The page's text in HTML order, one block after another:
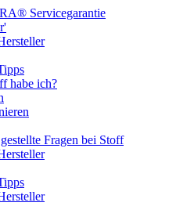
Servicegarantie
habe ich?
Fragen bei Stoff